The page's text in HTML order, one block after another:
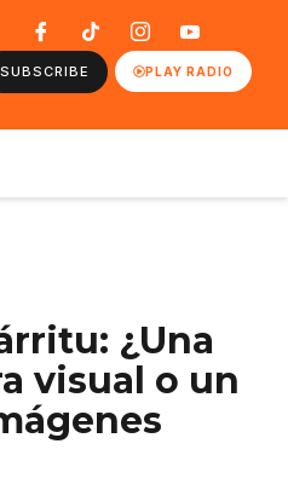
SUBSCRIBE PLAY RADIO
¿Una
visual o un